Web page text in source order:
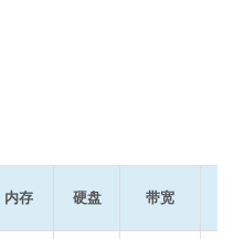
内存 硬盘 带宽